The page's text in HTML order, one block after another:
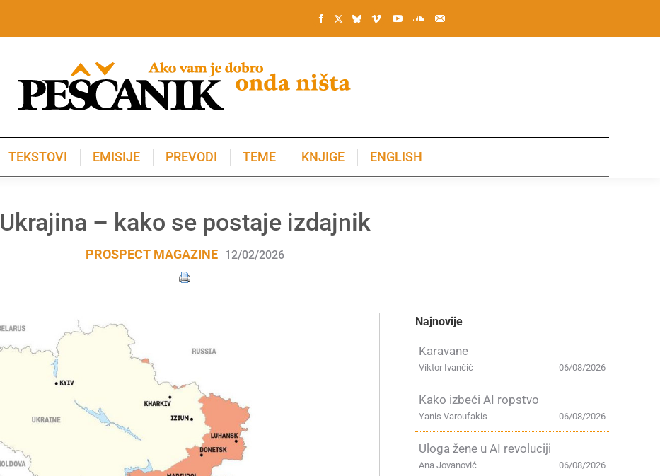
TEKSTOVI EMISIJE PREVODI TEME KNJIGE ENGLISH
Ukrajina – kako se postaje izdajnik
PROSPECT MAGAZINE 12/02/2026
Najnovije
Karavane
06/08/2026
Viktor Ivančić
Kako izbeći AI ropstvo
06/08/2026
Yanis Varoufakis
Uloga žene u AI revoluciji
06/08/2026
Ana Jovanović
KNJIGE ENGLISH